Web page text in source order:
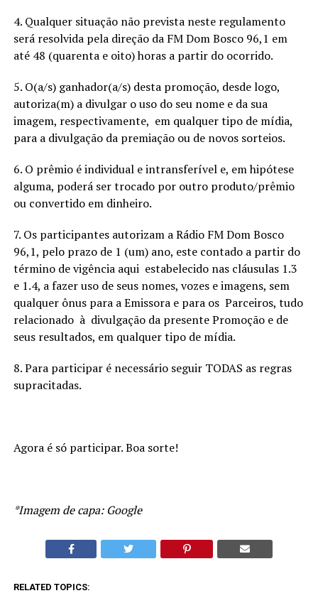
4. Qualquer situação não prevista neste regulamento
será resolvida pela direção da FM Dom Bosco 96,1 em
até 48 (quarenta e oito) horas a partir do ocorrido.
5. O(a/s) ganhador(a/s) desta promoção, desde logo,
autoriza(m) a divulgar o uso do seu nome e da sua
imagem, respectivamente, em qualquer tipo de mídia,
para a divulgação da premiação ou de novos sorteios.
6. O prêmio é individual e intransferível e, em hipótese
alguma, poderá ser trocado por outro produto/prêmio
ou convertido em dinheiro.
7. Os participantes autorizam a Rádio FM Dom Bosco
96,1, pelo prazo de 1 (um) ano, este contado a partir do
término de vigência aqui estabelecido nas cláusulas 1.3
e 1.4, a fazer uso de seus nomes, vozes e imagens, sem
qualquer ônus para a Emissora e para os Parceiros, tudo
relacionado à divulgação da presente Promoção e de
seus resultados, em qualquer tipo de mídia.
8. Para participar é necessário seguir TODAS as regras
supracitadas.
Agora é só participar. Boa sorte!
*Imagem de capa: Google
RELATED TOPICS: